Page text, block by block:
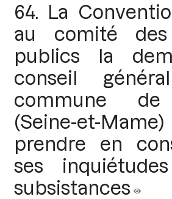
64. La
au comité des
publics la
conseil
commune de
(Seine-et-
prendre en
ses
subsistances